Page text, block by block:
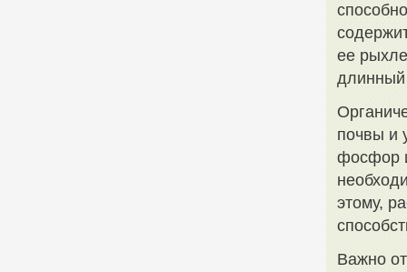
ее
длинный
почвы и
фосфор
этому,
Важно